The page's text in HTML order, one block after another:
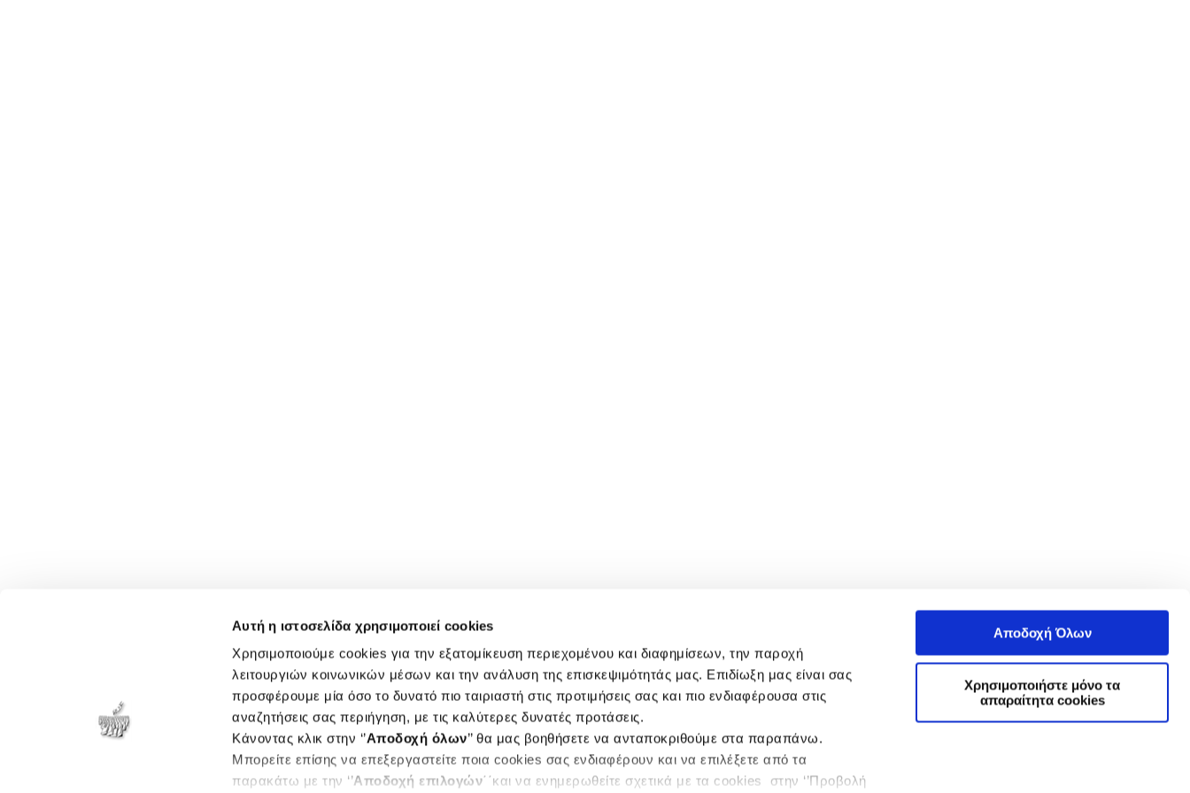
Αυτή η ιστοσελίδα χρησιμοποιεί cookies
Χρησιμοποιούμε cookies για την εξατομίκευση περιεχομένου και διαφημίσεων, την παροχή
λειτουργιών κοινωνικών μέσων και την ανάλυση της επισκεψιμότητάς μας. Επιδίωξη μας είναι σας
προσφέρουμε μία όσο το δυνατό πιο ταιριαστή στις προτιμήσεις σας και πιο ενδιαφέρουσα στις
αναζητήσεις σας περιήγηση, με τις καλύτερες δυνατές προτάσεις.
Κάνοντας κλικ στην ‘’Αποδοχή όλων’’ θα μας βοηθήσετε να ανταποκριθούμε στα παραπάνω.
Μπορείτε επίσης να επεξεργαστείτε ποια cookies σας ενδιαφέρουν και να επιλέξετε από τα
παρακάτω με την ‘’Αποδοχή επιλογών΄΄και να ενημερωθείτε σχετικά με τα cookies στην ‘’Προβολή
Αποδοχή Όλων
Χρησιμοποιήστε μόνο τα
απαραίτητα cookies